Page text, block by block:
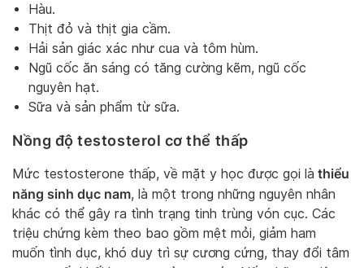
Hàu.
Thịt đỏ và thịt gia cầm.
Hải sản giác xác như cua và tôm hùm.
Ngũ cốc ăn sáng có tăng cường kẽm, ngũ cốc
nguyên hạt.
Sữa và sản phẩm từ sữa.
Nồng độ testosterol cơ thể thấp
Mức testosterone thấp, về mặt y học được gọi là thiểu
năng sinh dục nam, là một trong những nguyên nhân
khác có thể gây ra tình trạng tinh trùng vón cục. Các
triệu chứng kèm theo bao gồm mệt mỏi, giảm ham
muốn tình dục, khó duy trì sự cương cứng, thay đổi tâm